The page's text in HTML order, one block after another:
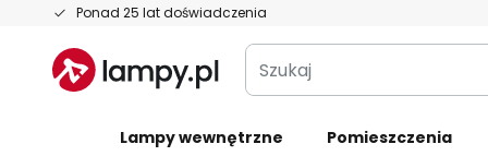
Ponad 25 lat doświadczenia
Przejdź
treści
Szukaj
Lampy wewnętrzne Pomieszczenia